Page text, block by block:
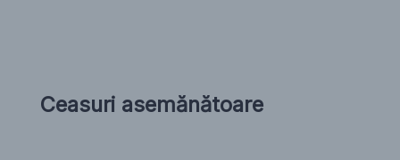
Ceasuri asemănătoare